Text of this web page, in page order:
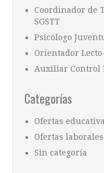
Coordinador de
SGSTT
Psicólogo
Orientador
Auxiliar Control
Categorías
Ofertas
Ofertas laborales
Sin categoría